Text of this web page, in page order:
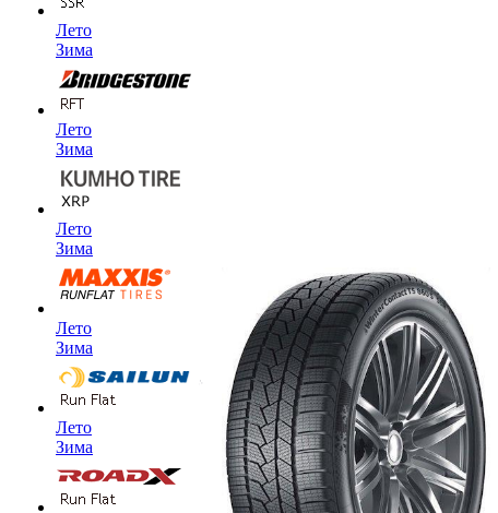
Лето
Зима
Лето
Зима
Лето
Зима
Лето
Зима
Лето
Зима